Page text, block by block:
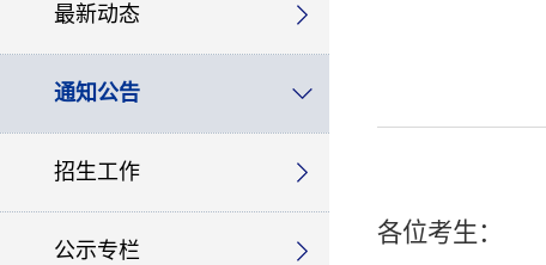
最新动态
通知公告
招生工作
公示专栏
各位考生：